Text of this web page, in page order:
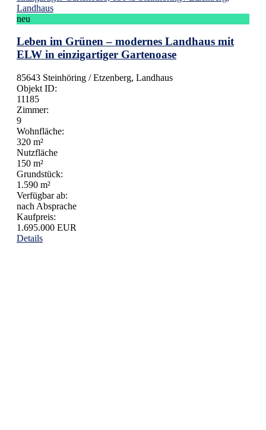
neu
Leben im Grünen – modernes Landhaus mit
ELW in einzigartiger Gartenoase
85643 Steinhöring / Etzenberg, Landhaus
Objekt ID:
11185
Zimmer:
9
Wohnfläche:
320 m²
Nutzfläche
150 m²
Grundstück:
1.590 m²
Verfügbar ab:
nach Absprache
Kaufpreis:
1.695.000 EUR
Details